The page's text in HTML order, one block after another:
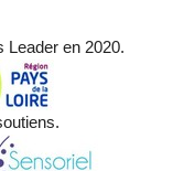
Leader en 2020.